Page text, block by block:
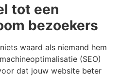
tot een
bezoekers
waard als niemand hem
(SEO)
dat jouw website beter